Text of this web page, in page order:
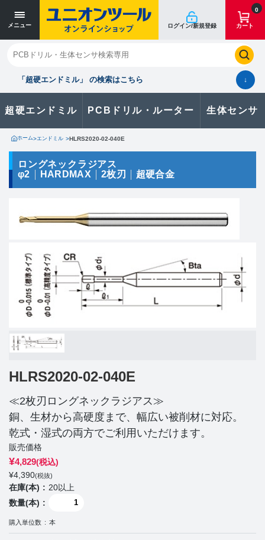
メニュー ログイン/新規登録
0
カート
「超硬エンドミル」 の検索はこちら ↓
超硬エンドミル PCBドリル・ルーター 生体センサ
閉じる
お気に入り クイックオーダー 購入履歴
製品に関するお問い合わせはこちら
お問い合わせ
カタログ一覧
ホーム>エンドミル >HLRS2020-02-040E
ロングネックラジアス
φ2
HARDMAX 2枚刃 超硬合金
HLRS2020-02-040E
≪2枚刃ロングネックラジアス≫
銅、生材から高硬度まで、幅広い被削材に対応。
乾式・湿式の両方でご利用いただけます。
販売価格
¥4,829(税込)
¥4,390(税抜)
在庫(本)
20以上
数量(本)
購入単位数 本
寸法単位 [mm]
寸法単位 [mm]